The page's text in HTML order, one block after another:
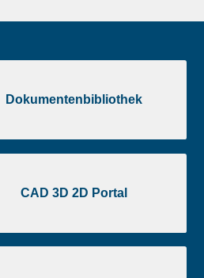
Dokumentenbibliothek
CAD 3D 2D Portal